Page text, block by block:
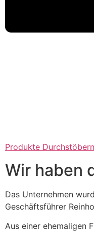
Produkte Durchstöbern
Wir haben
Das Unternehmen
Geschäftsführer
Aus einer ehemaligen